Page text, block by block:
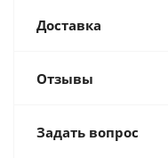
Доставка
Отзывы
Задать вопрос